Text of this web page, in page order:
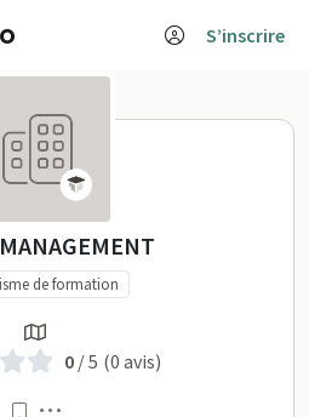
S’inscrire
MANAGEMENT sur
de formation
0/ 5 (0 avis)